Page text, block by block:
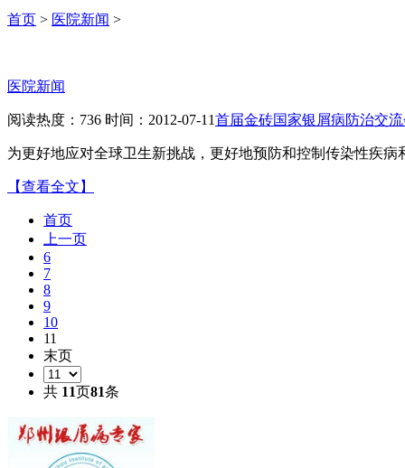
首页 > 医院新闻 >
医院新闻
阅读热度：736 时间：2012-07-11首届金砖国家银屑病防治交
为更好地应对全球卫生新挑战，更好地预防和控制传染性疾
【查看全文】
首页
上一页
6
7
8
9
10
11
末页
共 11页81条